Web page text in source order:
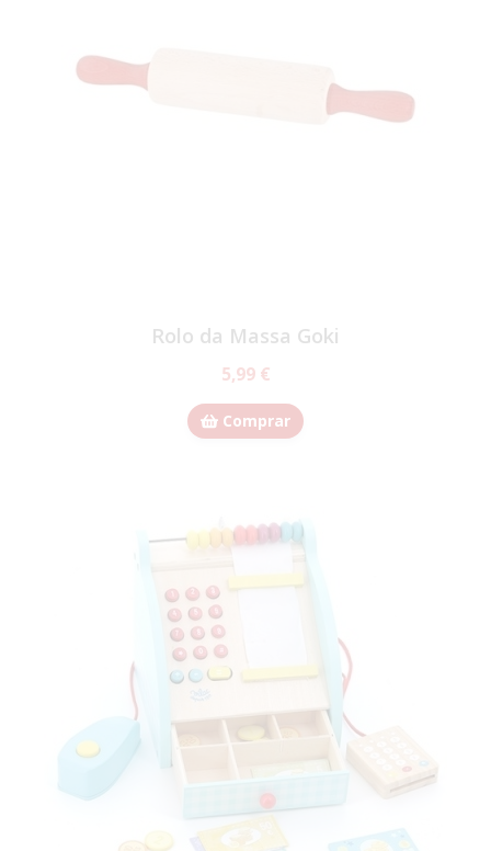
Rolo da Massa Goki
5,99 €
Comprar